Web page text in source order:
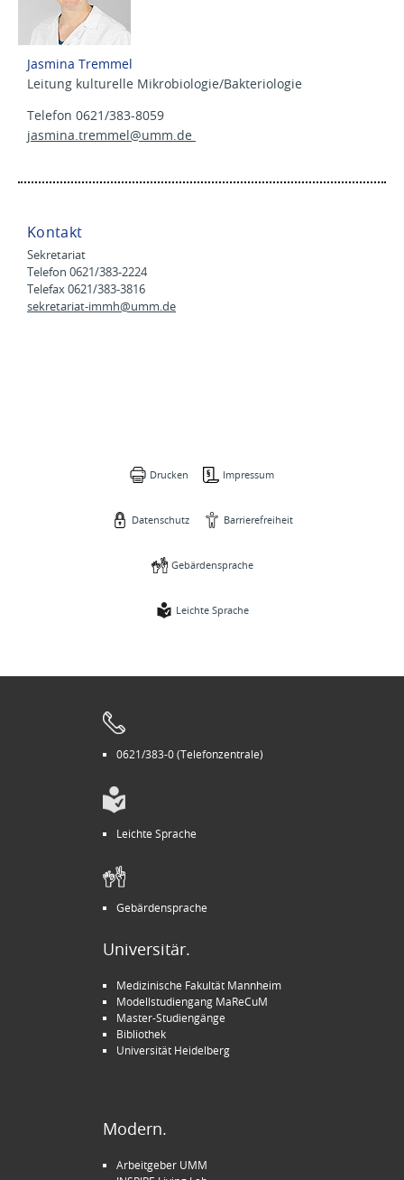
Jasmina Tremmel
Leitung kulturelle Mikrobiologie/Bakteriologie
Telefon 0621/383-8059
jasmina.tremmel@umm.de
Kontakt
Sekretariat
Telefon 0621/383-2224
Telefax 0621/383-3816
sekretariat-immh@umm.de
Drucken Impressum
Datenschutz Barrierefreiheit
Gebärdensprache
Leichte Sprache
0621/383-0 (Telefonzentrale)
Leichte Sprache
Gebärdensprache
Universitär.
Medizinische Fakultät Mannheim
Modellstudiengang MaReCuM
Master-Studiengänge
Bibliothek
Universität Heidelberg
Modern.
Arbeitgeber UMM